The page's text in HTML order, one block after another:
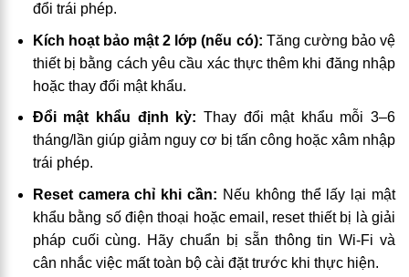
đổi trái phép.
Kích hoạt bảo mật 2 lớp (nếu có): Tăng cường bảo vệ
thiết bị bằng cách yêu cầu xác thực thêm khi đăng nhập
hoặc thay đổi mật khẩu.
Đổi mật khẩu định kỳ: Thay đổi mật khẩu mỗi 3–6
tháng/lần giúp giảm nguy cơ bị tấn công hoặc xâm nhập
trái phép.
Reset camera chỉ khi cần: Nếu không thể lấy lại mật
khẩu bằng số điện thoại hoặc email, reset thiết bị là giải
pháp cuối cùng. Hãy chuẩn bị sẵn thông tin Wi-Fi và
cân nhắc việc mất toàn bộ cài đặt trước khi thực hiện.